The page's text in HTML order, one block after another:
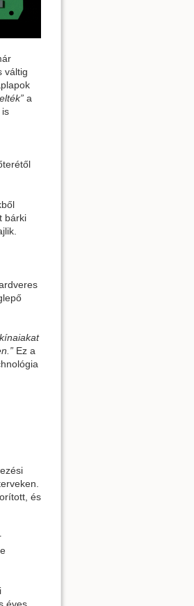
váltig
a
is
bárki
Ez a
és
éves